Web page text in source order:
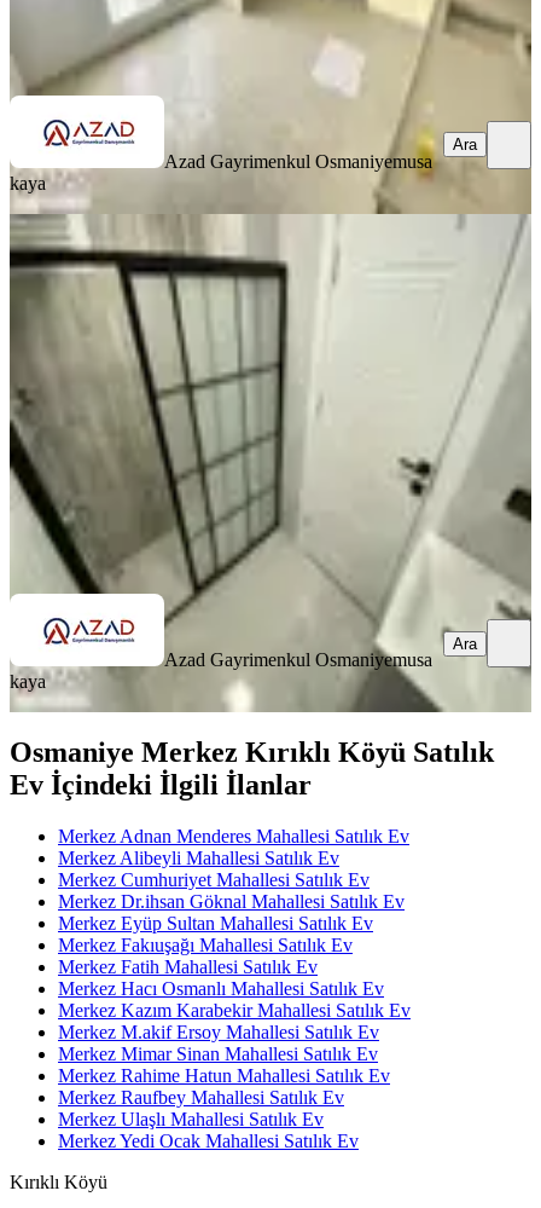
Azad Gayrimenkul Osmaniye musa kaya
Azad Gayrimenkul Osmaniyemusa
kaya
Ara
SIFIR BİNA
Azad-vali Konağı Civarı Satılık Sıfır
3+1 Açık Mutfak Daire
Merkez, Fakıuşağı Mahallesi
3+1 · 125 m²·4. Kat
4.500.000 ₺
Azad Gayrimenkul Osmaniyemusa kaya
Azad Gayrimenkul Osmaniyemusa
kaya
Ara
Osmaniye Merkez Kırıklı Köyü Satılık
Ev İçindeki İlgili İlanlar
Merkez Adnan Menderes Mahallesi Satılık Ev
Merkez Alibeyli Mahallesi Satılık Ev
Merkez Cumhuriyet Mahallesi Satılık Ev
Merkez Dr.ihsan Göknal Mahallesi Satılık Ev
Merkez Eyüp Sultan Mahallesi Satılık Ev
Merkez Fakıuşağı Mahallesi Satılık Ev
Merkez Fatih Mahallesi Satılık Ev
Merkez Hacı Osmanlı Mahallesi Satılık Ev
Merkez Kazım Karabekir Mahallesi Satılık Ev
Merkez M.akif Ersoy Mahallesi Satılık Ev
Merkez Mimar Sinan Mahallesi Satılık Ev
Merkez Rahime Hatun Mahallesi Satılık Ev
Merkez Raufbey Mahallesi Satılık Ev
Merkez Ulaşlı Mahallesi Satılık Ev
Merkez Yedi Ocak Mahallesi Satılık Ev
Kırıklı Köyü